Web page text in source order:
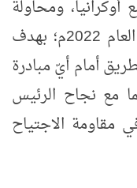
أوكرانيا، ومحاولة
احتلال كييف في 24 فبراير من العام 2022م؛ بهدف
أمام أيّ مبادرة
مع نجاح الرئيس
مقاومة الاجتياح